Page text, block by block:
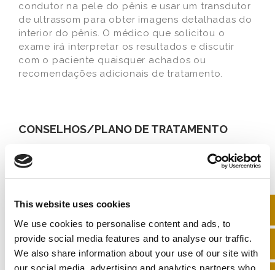
This website uses cookies
We use cookies to personalise content and ads, to
provide social media features and to analyse our traffic.
We also share information about your use of our site with
our social media, advertising and analytics partners who
condutor na pele do pênis e usar um transdutor
de ultrassom para obter imagens detalhadas do
interior do pênis. O médico que solicitou o
exame irá interpretar os resultados e discutir
com o paciente quaisquer achados ou
recomendações adicionais de tratamento.
CONSELHOS/PLANO DE TRATAMENTO
O tipo de tratamento, e de aconselhamento, irá
em conta as doenças e os problemas de saúde
Alguns dos tratamentos mais comuns,
recomendados por profissionais de saúde são: